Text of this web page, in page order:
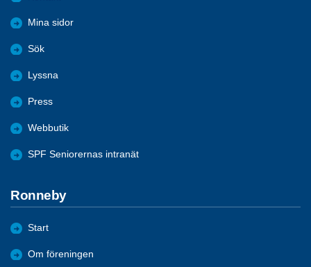
Mina sidor
Sök
Lyssna
Press
Webbutik
SPF Seniorernas intranät
Ronneby
Start
Om föreningen